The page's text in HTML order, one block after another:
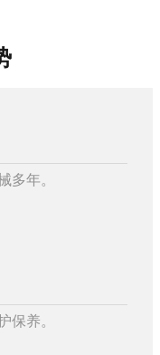
多年。
保养。